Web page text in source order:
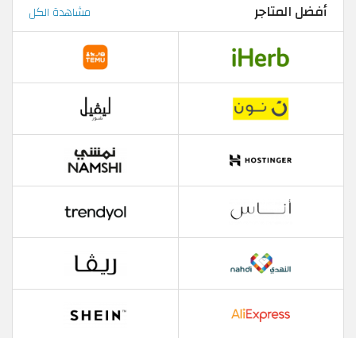
أفضل المتاجر مشاهدة الكل